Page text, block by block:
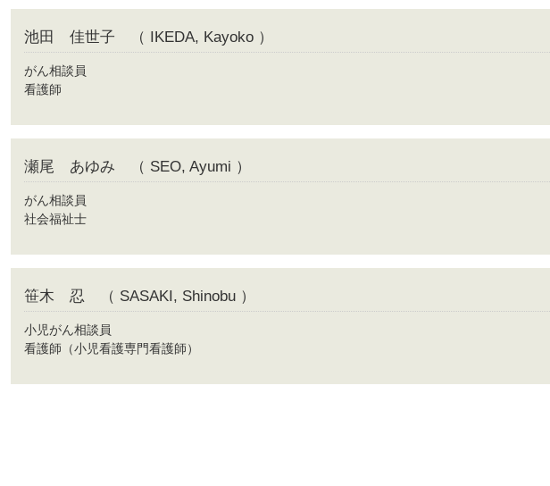
池田 佳世子 （ IKEDA, Kayoko ）
がん相談員
看護師
瀬尾 あゆみ （ SEO, Ayumi ）
がん相談員
社会福祉士
笹木 忍 （ SASAKI, Shinobu ）
小児がん相談員
看護師（小児看護専門看護師）